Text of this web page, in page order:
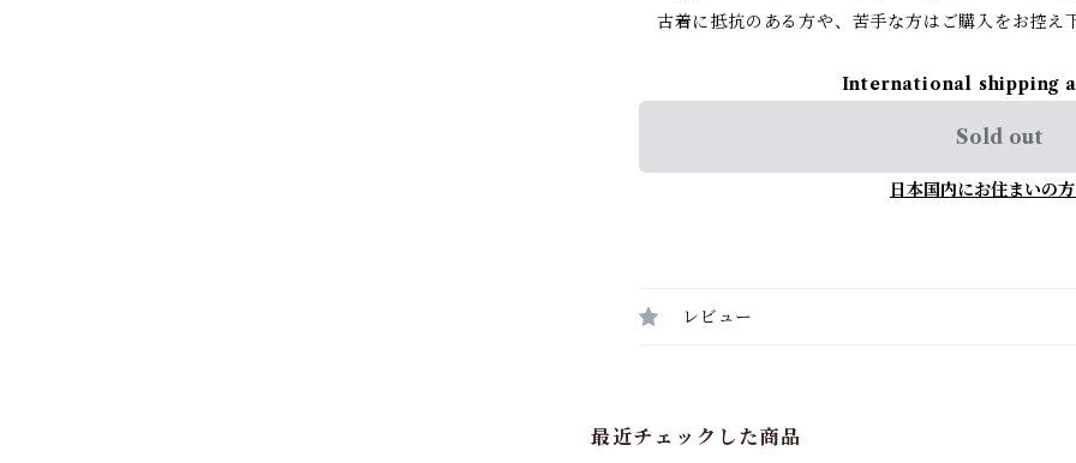
古着に抵抗のある方や、苦手な方はご購入をお控え
International shipping
Sold out
日本国内にお住まいの
レビュー
最近チェックした商品